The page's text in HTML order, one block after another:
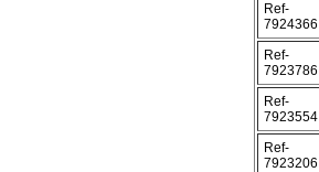
Ref-
7924366
Ref-
7923786
Ref-
7923554
Ref-
7923206